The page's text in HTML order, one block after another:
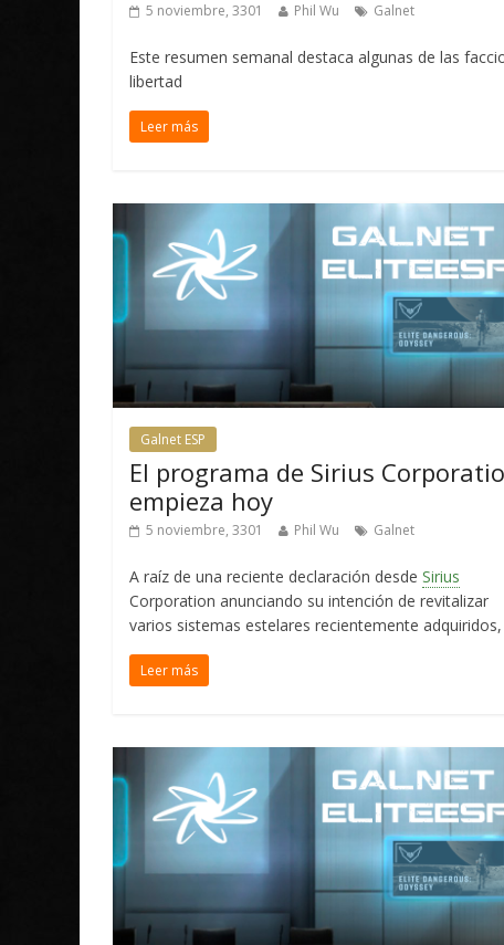
5 noviembre, 3301 Phil Wu Galnet
Este resumen semanal destaca algunas de las
libertad
Leer más
Galnet ESP
El programa de Sirius
empieza hoy
5 noviembre, 3301 Phil Wu Galnet
A raíz de una reciente declaración desde Sirius
Corporation anunciando su intención de revitalizar
varios sistemas estelares recientemente adquiridos,
Leer más